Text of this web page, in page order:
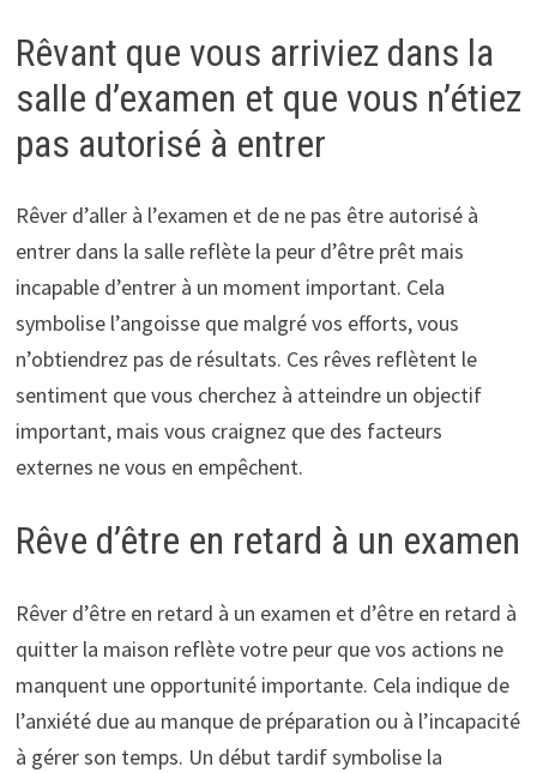
Rêvant que vous arriviez dans la
salle d’examen et que vous n’étiez
pas autorisé à entrer
Rêver d’aller à l’examen et de ne pas être autorisé à
entrer dans la salle reflète la peur d’être prêt mais
incapable d’entrer à un moment important. Cela
symbolise l’angoisse que malgré vos efforts, vous
n’obtiendrez pas de résultats. Ces rêves reflètent le
sentiment que vous cherchez à atteindre un objectif
important, mais vous craignez que des facteurs
externes ne vous en empêchent.
Rêve d’être en retard à un examen
Rêver d’être en retard à un examen et d’être en retard à
quitter la maison reflète votre peur que vos actions ne
manquent une opportunité importante. Cela indique de
l’anxiété due au manque de préparation ou à l’incapacité
à gérer son temps. Un début tardif symbolise la